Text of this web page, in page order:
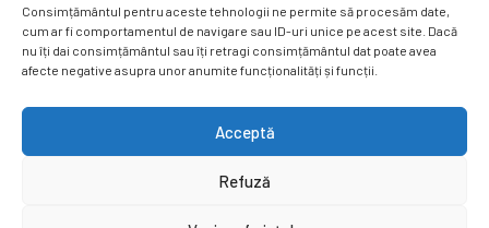
Consimțământul pentru aceste tehnologii ne permite să procesăm date,
cum ar fi comportamentul de navigare sau ID-uri unice pe acest site. Dacă
nu îți dai consimțământul sau îți retragi consimțământul dat poate avea
afecte negative asupra unor anumite funcționalități și funcții.
Acceptă
Refuză